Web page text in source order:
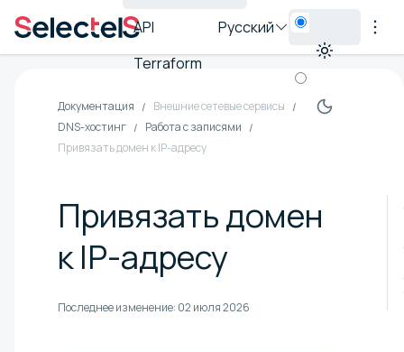
API
Terraform
Русский
Документация
Внешние сетевые сервисы
DNS-хостинг
Работа с записями
Привязать домен к IP-адресу
Привязать домен
к IP-адресу
Последнее изменение: 02 июля 2026